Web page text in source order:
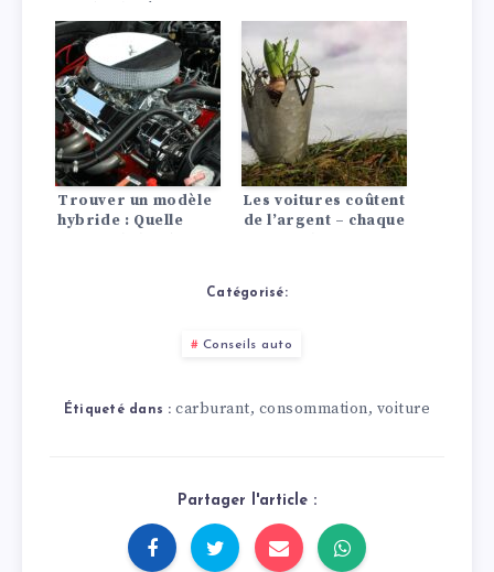
froide !
Trouver un modèle
hybride : Quelle
Les voitures coûtent
de l’argent – chaque
t-il ?
Catégorisé:
Conseils auto
Étiqueté dans : carburant, consommation, voiture
Partager l'article :